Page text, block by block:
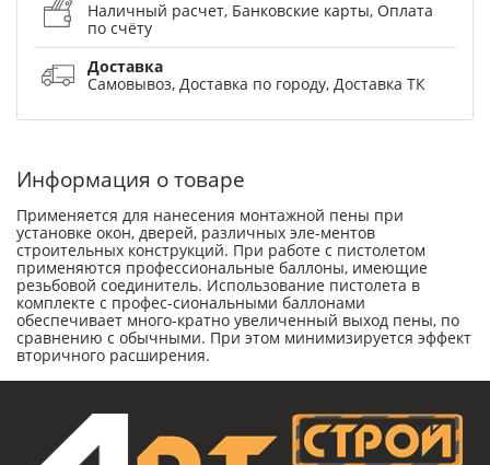
Наличный расчет, Банковские карты, Оплата
по счёту
Доставка
Самовывоз, Доставка по городу, Доставка ТК
Информация о товаре
Применяется для нанесения монтажной пены при
установке окон, дверей, различных эле-ментов
строительных конструкций. При работе с пистолетом
применяются профессиональные баллоны, имеющие
резьбовой соединитель. Использование пистолета в
комплекте с профес-сиональными баллонами
обеспечивает много-кратно увеличенный выход пены, по
сравнению с обычными. При этом минимизируется эффект
вторичного расширения.